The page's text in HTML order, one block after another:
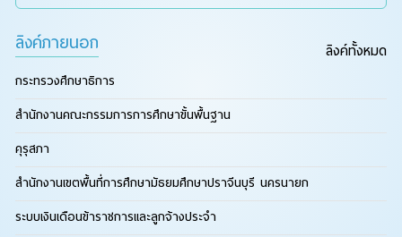
ลิงค์ภายนอก ลิงค์ทั้งหมด
กระทรวงศึกษาธิการ
สำนักงานคณะกรรมการการศึกษาขั้นพื้นฐาน
คุรุสภา
สำนักงานเขตพื้นที่การศึกษามัธยมศึกษาปราจีนบุรี นครนายก
ระบบเงินเดือนข้าราชการและลูกจ้างประจำ